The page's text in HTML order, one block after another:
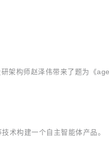
架构师赵泽伟带来了题为《
术构建一个自主智能体产品。